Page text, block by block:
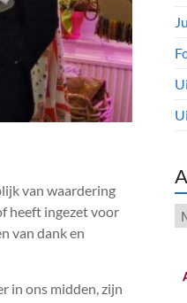
van waardering
heeft ingezet voor
van dank en
in ons midden, zijn